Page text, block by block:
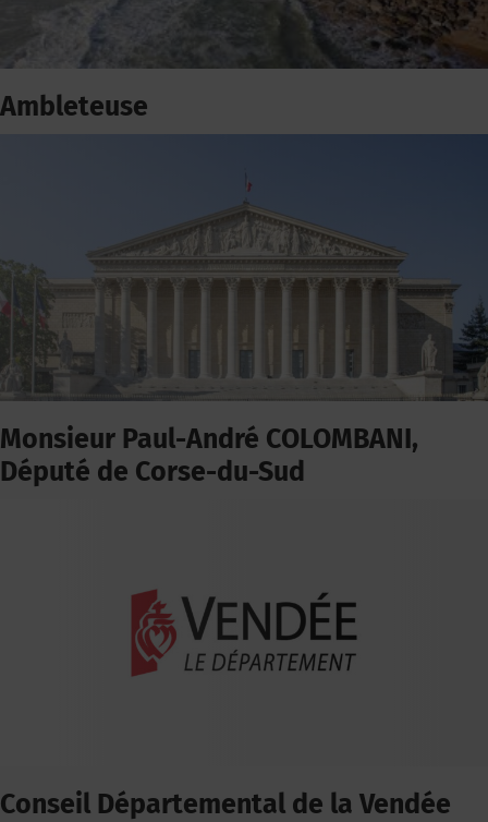
Ambleteuse
Monsieur Paul-André COLOMBANI,
Député de Corse-du-Sud
Conseil Départemental de la Vendée